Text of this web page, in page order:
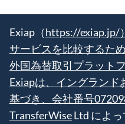
Exiap（https://exiap.jp/
サービスを比較するた
外国為替取引プラット
Exiapは、イングランド
基づき、会社番号
TransferWiseLtd によ